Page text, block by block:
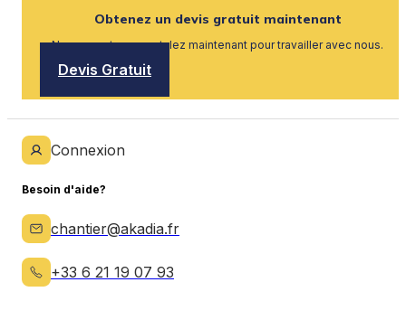
Obtenez un devis gratuit maintenant
Nous recrutons, postulez maintenant pour travailler avec nous.
Devis Gratuit
Connexion
Besoin d'aide?
chantier@akadia.fr
+33 6 21 19 07 93